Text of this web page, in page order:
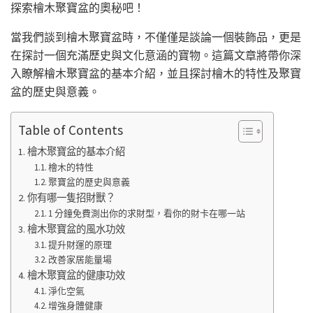
探索檜木聚寶盆的奧秘吧！
當我們談到檜木聚寶盆時，不僅僅是談論一個裝飾品，更是
在探討一個充滿歷史與文化意涵的寶物。這篇文章將帶你深
入瞭解檜木聚寶盆的基本介紹，並且探討檜木的特性及聚寶
盆的歷史與意義。
Table of Contents
檜木聚寶盆的基本介紹
檜木的特性
聚寶盆的歷史與意義
你有哪一隻招財獸？
1 分鐘免費測出你的求財型，看你的財卡在哪一站
檜木聚寶盆的風水功效
提升財運的原理
改善家居能量場
檜木聚寶盆的健康功效
淨化空氣
增強身體健康